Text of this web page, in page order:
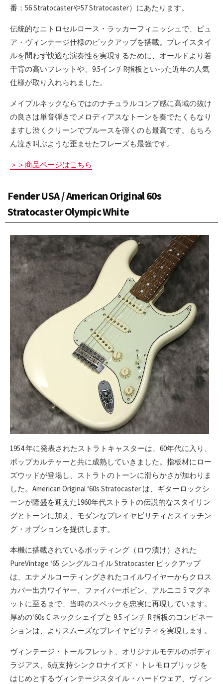
番：56 Stratocasterや57 Stratocaster）にあたります。
伝統的なニトロセルロース・ラッカーフィニッシュで、ピュ
ア・ヴィンテージ仕様のピックアップを搭載。プレイスタイ
ルを問わず快適な演奏性を実現するために、オールドより若
干背の高いフレットや、9.5インチR指板といった近年の人気
仕様が取り入れられました。
メイプルネックならではのナチュラルコンプ感に高域の抜け
の良さは単音弾きでメロディアスなトーンを奏でたくもなり
ますし渋くクリーンでブルースを弾くのも最高です。もちろ
ん泣き叫ぶような歪ませたフレーズも最強です。
＞＞商品ページはこちら
Fender USA / American Original 60s
Stratocaster Olympic White
1954 年に発表されたストラトキャスターは、60年代に入り、
ポップカルチャーと共に成熟していきました。指板材にロー
ズウッドが登場し、ストラトのトーンに滑らかさが加わりま
した。American Original ‘60s Stratocaster は、ギターロックシ
ーンが隆盛を迎えた1960年代ストラトの伝説的なスタイリン
グとトーンに加え、モダンなプレイヤビリティとスイッチン
グ・オプションを提供します。
本機に搭載されているポッティング（ロウ漬け）された
PureVintage ‘65 シングルコイル Stratocaster ピックアップ
は、エナメルコーティングされたコイルワイヤーからクロス
カバー出力ワイヤー、ファイバーボビン、アルニコ 5 マグネ
ットに至るまで、当時のスペックを忠実に再現しています。
厚めの‘60s C ネックシェイプと 9.5 インチ R 指板のコンビネー
ションは、よりスムーズなプレイヤビリティを実現します。
ヴィンテージ・トールフレット、オリジナルモデルのボディ
ラジアス、6点支持シンクロナイズド・トレモロブリッジを
はじめとするヴィンテージスタイル・ハードウェア、ヴィン